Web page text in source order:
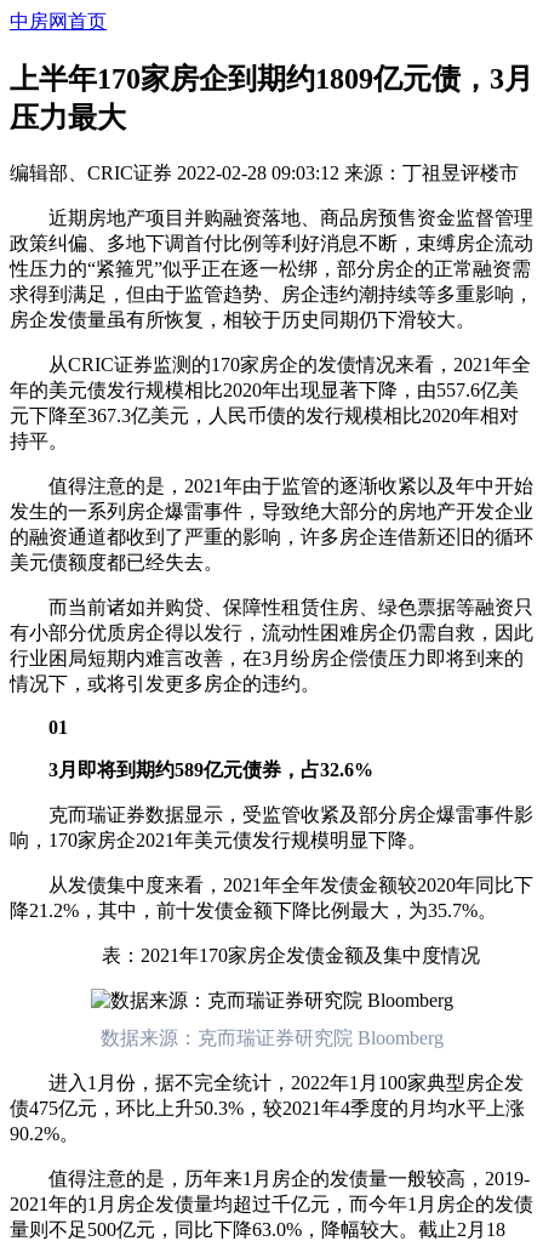
中房网首页
上半年170家房企到期约1809亿元债，3月
压力最大
编辑部、CRIC证券 2022-02-28 09:03:12 来源： 丁祖昱评楼市
近期房地产项目并购融资落地、商品房预售资金监督管理
政策纠偏、多地下调首付比例等利好消息不断，束缚房企流动
性压力的“紧箍咒”似乎正在逐一松绑，部分房企的正常融资需
求得到满足，但由于监管趋势、房企违约潮持续等多重影响，
房企发债量虽有所恢复，相较于历史同期仍下滑较大。
从CRIC证券监测的170家房企的发债情况来看，2021年全
年的美元债发行规模相比2020年出现显著下降，由557.6亿美
元下降至367.3亿美元，人民币债的发行规模相比2020年相对
持平。
值得注意的是，2021年由于监管的逐渐收紧以及年中开始
发生的一系列房企爆雷事件，导致绝大部分的房地产开发企业
的融资通道都收到了严重的影响，许多房企连借新还旧的循环
美元债额度都已经失去。
而当前诸如并购贷、保障性租赁住房、绿色票据等融资只
有小部分优质房企得以发行，流动性困难房企仍需自救，因此
行业困局短期内难言改善，在3月纷房企偿债压力即将到来的
情况下，或将引发更多房企的违约。
01
3月即将到期约589亿元债券，占32.6%
克而瑞证券数据显示，受监管收紧及部分房企爆雷事件影
响，170家房企2021年美元债发行规模明显下降。
从发债集中度来看，2021年全年发债金额较2020年同比下
降21.2%，其中，前十发债金额下降比例最大，为35.7%。
表：2021年170家房企发债金额及集中度情况
数据来源：克而瑞证券研究院 Bloomberg
进入1月份，据不完全统计，2022年1月100家典型房企发
债475亿元，环比上升50.3%，较2021年4季度的月均水平上涨
90.2%。
值得注意的是，历年来1月房企的发债量一般较高，2019-
2021年的1月房企发债量均超过千亿元，而今年1月房企的发债
量则不足500亿元，同比下降63.0%，降幅较大。截止2月18